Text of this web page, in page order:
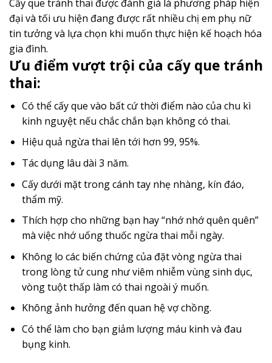
Cấy que tránh thai được đánh giá là phương pháp hiện
đại và tối ưu hiện đang được rất nhiều chị em phụ nữ
tin tưởng và lựa chọn khi muốn thực hiện kế hoạch hóa
gia đình.
Ưu điểm vượt trội của cấy que tránh
thai:
Có thể cấy que vào bất cứ thời điểm nào của chu kì
kinh nguyệt nếu chắc chắn bạn không có thai.
Hiệu quả ngừa thai lên tới hơn 99, 95%.
Tác dụng lâu dài 3 năm.
Cấy dưới mặt trong cánh tay nhẹ nhàng, kín đáo,
thẩm mỹ.
Thích hợp cho những bạn hay “nhớ nhớ quên quên”
mà việc nhớ uống thuốc ngừa thai mỗi ngày.
Không lo các biến chứng của đặt vòng ngừa thai
trong lòng tử cung như viêm nhiễm vùng sinh dục,
vòng tuột thấp làm có thai ngoài ý muốn.
Không ảnh hưởng đến quan hệ vợ chồng.
Có thể làm cho bạn giảm lượng máu kinh và đau
bụng kinh.